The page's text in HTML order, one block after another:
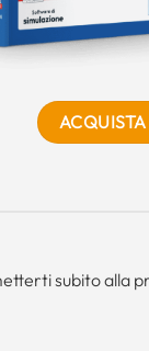
ACQUISTA
subito alla